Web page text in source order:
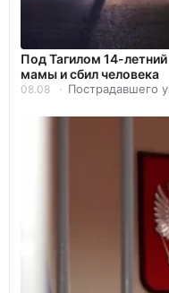
Под Тагилом 14-
мамы и сбил человека
08.08 Пострадавшего